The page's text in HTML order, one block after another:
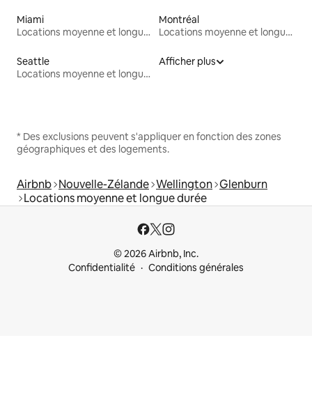
Miami
Locations moyenne et longue durée
Montréal
Locations moyenne et longue durée
Seattle
Locations moyenne et longue durée
Afficher plus
* Des exclusions peuvent s'appliquer en fonction des zones
géographiques et des logements.
Airbnb Nouvelle-Zélande Wellington Glenburn
Locations moyenne et longue durée
© 2026 Airbnb, Inc.
Confidentialité
Conditions générales